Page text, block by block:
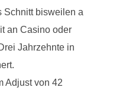
Schnitt bisweilen a
an Casino oder
Jahrzehnte in
Adjust von 42